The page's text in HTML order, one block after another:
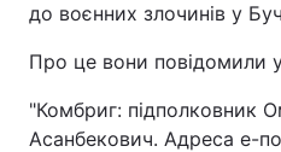
Економіка
Спорт
Техно і зв'язок
до воєнних злочинів у
Про це вони повідомили
"Комбриг: підполковник
Асанбекович. Адреса e-